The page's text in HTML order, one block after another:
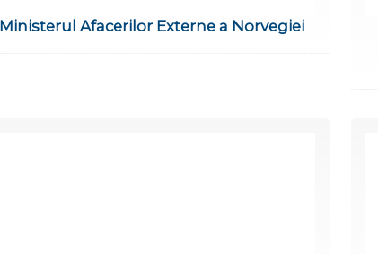
Ministerul Afacerilor Externe a Norvegiei